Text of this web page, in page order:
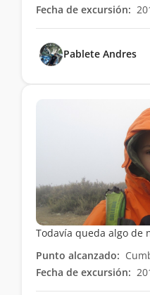
Fecha de excursión:
Pablete Andres
Todavía queda algo de
Punto alcanzado:
Fecha de excursión: